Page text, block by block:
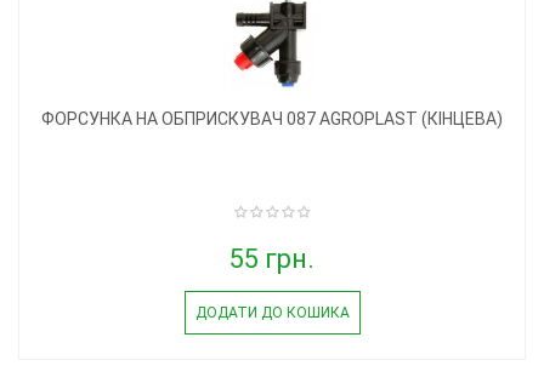
ФОРСУНКА НА ОБПРИСКУВАЧ 087 AGROPLAST (КІНЦЕВА)
55 грн.
ДОДАТИ ДО КОШИКА